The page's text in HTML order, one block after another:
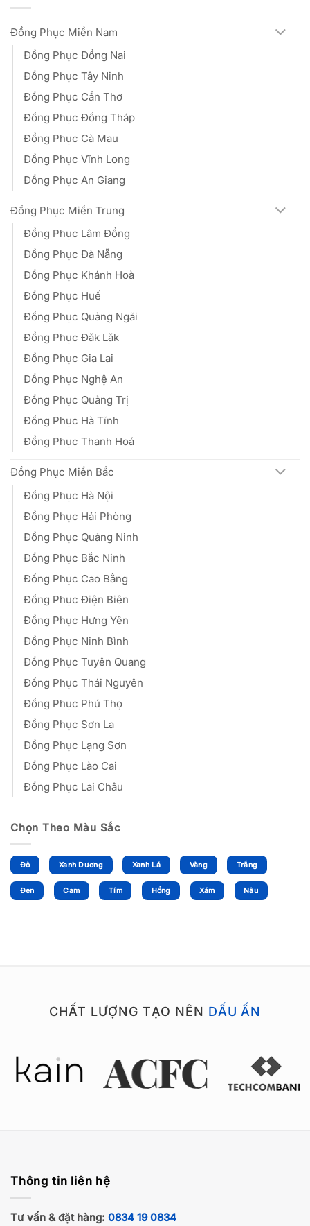
Đồng Phục Miền Nam
Đồng Phục Đồng Nai
Đồng Phục Tây Ninh
Đồng Phục Cần Thơ
Đồng Phục Đồng Tháp
Đồng Phục Cà Mau
Đồng Phục Vĩnh Long
Đồng Phục An Giang
Đồng Phục Miền Trung
Đồng Phục Lâm Đồng
Đồng Phục Đà Nẵng
Đồng Phục Khánh Hoà
Đồng Phục Huế
Đồng Phục Quảng Ngãi
Đồng Phục Đăk Lăk
Đồng Phục Gia Lai
Đồng Phục Nghệ An
Đồng Phục Quảng Trị
Đồng Phục Hà Tĩnh
Đồng Phục Thanh Hoá
Đồng Phục Miền Bắc
Đồng Phục Hà Nội
Đồng Phục Hải Phòng
Đồng Phục Quảng Ninh
Đồng Phục Bắc Ninh
Đồng Phục Cao Bằng
Đồng Phục Điện Biên
Đồng Phục Hưng Yên
Đồng Phục Ninh Bình
Đồng Phục Tuyên Quang
Đồng Phục Thái Nguyên
Đồng Phục Phú Thọ
Đồng Phục Sơn La
Đồng Phục Lạng Sơn
Đồng Phục Lào Cai
Đồng Phục Lai Châu
Chọn Theo Màu Sắc
Đỏ Xanh Dương Xanh Lá Vàng Trắng
Đen Cam Tím Hồng Xám Nâu
CHẤT LƯỢNG TẠO NÊN DẤU ẤN
Thông tin liên hệ
Tư vấn & đặt hàng: 0834 19 0834